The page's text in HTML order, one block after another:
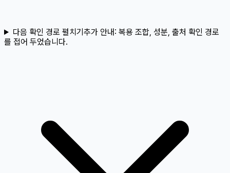
다음 확인 경로 펼치기추가 안내: 복용 조합, 성분, 출처 확인 경로
를 접어 두었습니다.